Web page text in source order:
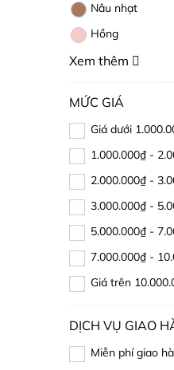
Nâu nhạt
Hồng
Xem thêm
MỨC GIÁ
Giá dưới
1.000.000₫ -
2.000.000₫ -
3.000.000₫ -
5.000.000₫ -
7.000.000₫ -
Giá trên
DỊCH VỤ GIAO
Miễn phí giao